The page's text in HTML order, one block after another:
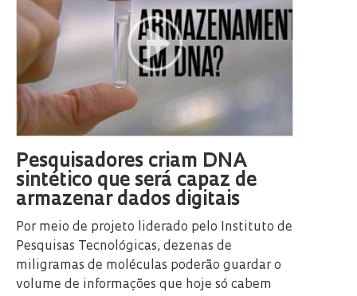
Pesquisadores criam DNA
sintético que será capaz de
armazenar dados digitais
Por meio de projeto liderado pelo Instituto de
Pesquisas Tecnológicas, dezenas de
miligramas de moléculas poderão guardar o
volume de informações que hoje só cabem